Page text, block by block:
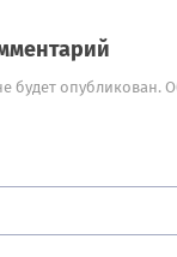
будет опубликован.